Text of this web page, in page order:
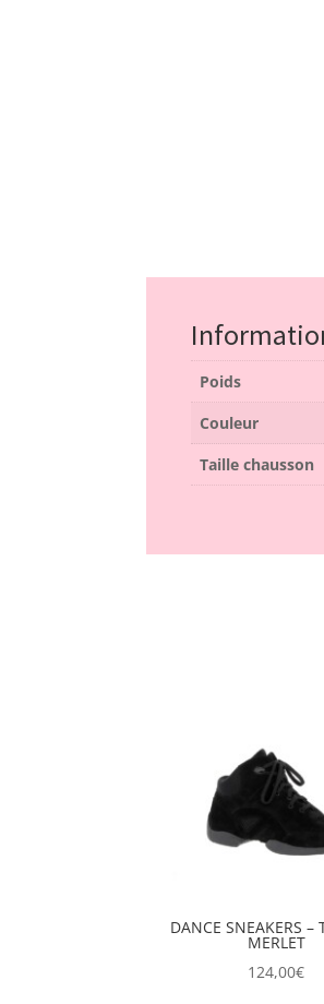
Poids
Couleur
Taille chausson
DANCE SNEAKERS –
MERLET
124,00€